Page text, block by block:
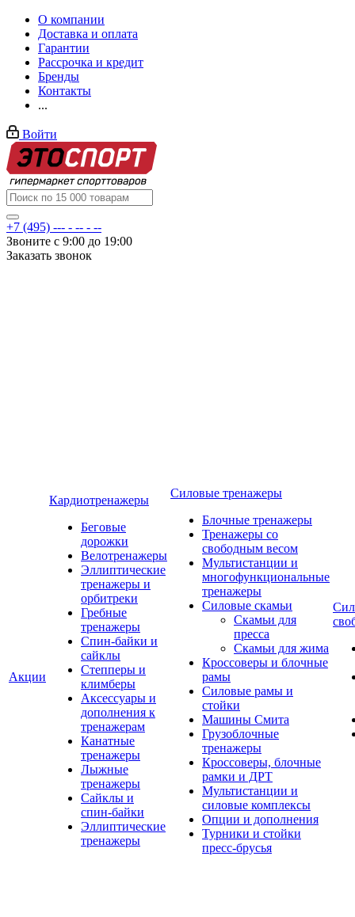
О компании
Доставка и оплата
Гарантии
Рассрочка и кредит
Бренды
Контакты
...
Войти
+7 (495) --- - -- - --
Звоните с 9:00 до 19:00
Заказать звонок
Акции
Кардиотренажеры
Беговые
дорожки
Велотренажеры
Эллиптические
тренажеры и
орбитреки
Гребные
тренажеры
Спин-байки и
сайклы
Степперы и
климберы
Аксессуары и
дополнения к
тренажерам
Канатные
тренажеры
Лыжные
тренажеры
Сайклы и
спин-байки
Эллиптические
тренажеры
Силовые тренажеры
Блочные тренажеры
Тренажеры со
свободным весом
Мультистанции и
многофункциональные
тренажеры
Силовые скамьи
Скамьи для
пресса
Скамьи для жима
Кроссоверы и блочные
рамы
Силовые рамы и
стойки
Машины Смита
Грузоблочные
тренажеры
Кроссоверы, блочные
рамки и ДРТ
Мультистанции и
силовые комплексы
Опции и дополнения
Турники и стойки
пресс-брусья